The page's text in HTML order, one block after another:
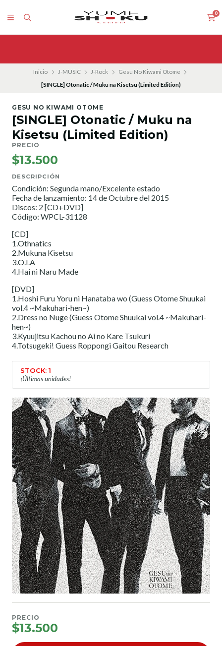
0
Inicio J-MUSIC J-Rock
Gesu No Kiwami Otome
[SINGLE] Otonatic / Muku na Kisetsu (Limited Edition)
GESU NO KIWAMI OTOME
[SINGLE] Otonatic / Muku na
Kisetsu (Limited Edition)
PRECIO
$13.500
DESCRIPCIÓN
Condición: Segunda mano/Excelente estado
Fecha de lanzamiento: 14 de Octubre del 2015
Discos: 2 [CD+DVD]
Código: WPCL-31128
[CD]
1.Othnatics
2.Mukuna Kisetsu
3.O.I.A
4.Hai ni Naru Made
[DVD]
1.Hoshi Furu Yoru ni Hanataba wo (Guess Otome Shuukai
vol.4 ~Makuhari-hen~)
2.Dress no Nuge (Guess Otome Shuukai vol.4 ~Makuhari-
hen~)
3.Kyuujitsu Kachou no Ai no Kare Tsukuri
4.Totsugeki! Guess Roppongi Gaitou Research
STOCK: 1
¡Últimas unidades!
PRECIO
$13.500